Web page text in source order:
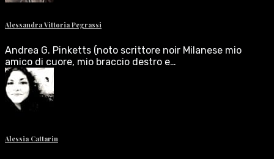
Alessandra Vittoria Pegrassi
Andrea G. Pinketts (noto scrittore noir Milanese mio
amico di cuore, mio braccio destro e…
Alessia Cattarin